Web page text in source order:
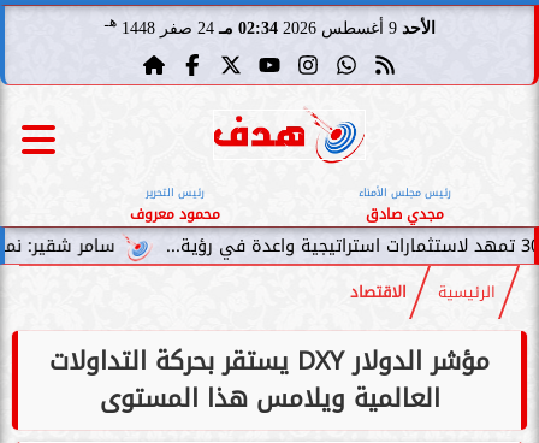
الأحد 9 أغسطس 2026 02:34 مـ 24 صفر 1448 هـ
رئيس مجلس الأمناء
مجدي صادق
رئيس التحرير
محمود معروف
سامر شقير: نمو صناديق
الرئيسية الاقتصاد
مؤشر الدولار DXY يستقر بحركة التداولات
العالمية ويلامس هذا المستوى